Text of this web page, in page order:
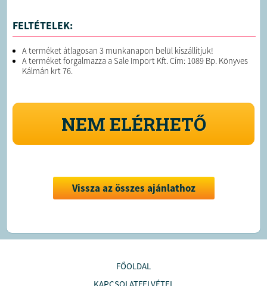
FELTÉTELEK:
A terméket átlagosan 3 munkanapon belül kiszállítjuk!
A terméket forgalmazza a Sale Import Kft. Cím: 1089 Bp. Könyves
Kálmán krt 76.
NEM ELÉRHETŐ
Vissza az összes ajánlathoz
FŐOLDAL